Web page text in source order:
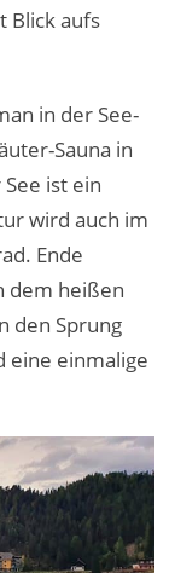
Blick aufs
in der See-
Sauna in
ist ein
wird auch im
Ende
dem heißen
den Sprung
eine einmalige